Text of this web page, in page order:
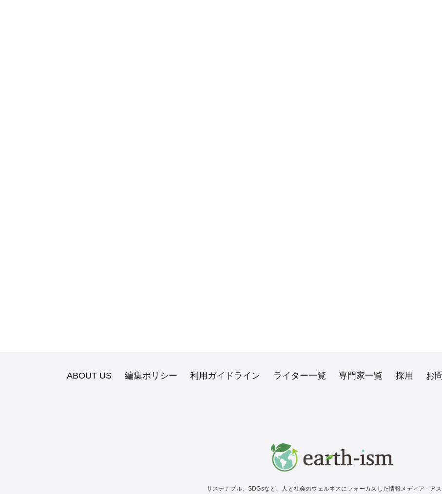
ABOUT US 編集ポリシー 利用ガイドライン ライター一覧 専門家一覧 採用 お
サステナブル、SDGsなど、人と社会のウェルネスにフォーカスした情報メディア - ア